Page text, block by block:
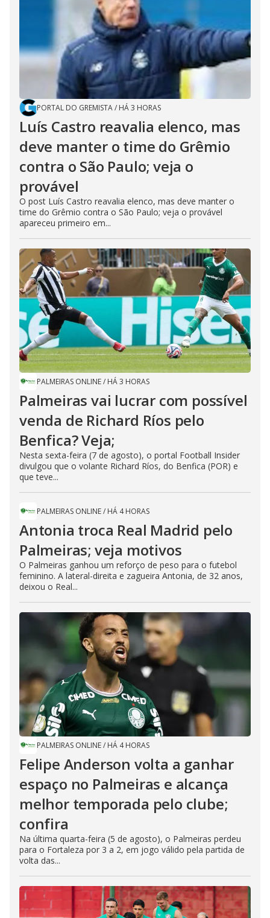
PORTAL DO GREMISTA/ HÁ 3 HORAS
Luís Castro reavalia elenco, mas
deve manter o time do Grêmio
contra o São Paulo; veja o
provável
O post Luís Castro reavalia elenco, mas deve manter o
time do Grêmio contra o São Paulo; veja o provável
apareceu primeiro em...
PALMEIRAS ONLINE/ HÁ 3 HORAS
Palmeiras vai lucrar com possível
venda de Richard Ríos pelo
Benfica? Veja;
Nesta sexta-feira (7 de agosto), o portal Football Insider
divulgou que o volante Richard Ríos, do Benfica (POR) e
que teve...
PALMEIRAS ONLINE/ HÁ 4 HORAS
Antonia troca Real Madrid pelo
Palmeiras; veja motivos
O Palmeiras ganhou um reforço de peso para o futebol
feminino. A lateral-direita e zagueira Antonia, de 32 anos,
deixou o Real...
PALMEIRAS ONLINE/ HÁ 4 HORAS
Felipe Anderson volta a ganhar
espaço no Palmeiras e alcança
melhor temporada pelo clube;
confira
Na última quarta-feira (5 de agosto), o Palmeiras perdeu
para o Fortaleza por 3 a 2, em jogo válido pela partida de
volta das...